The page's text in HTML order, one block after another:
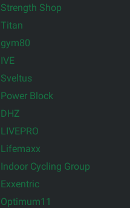
Strength Shop
Titan
gym80
IVE
Sveltus
Power Block
DHZ
LIVEPRO
Lifemaxx
Indoor Cycling Group
Exxentric
Optimum11